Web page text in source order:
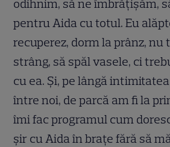
odihnim, să ne îmbrățișăm,
pentru Aida cu totul. Eu
recuperez, dorm la prânz, nu
strâng, să spăl vasele, ci
cu ea. Și, pe lângă
între noi, de parcă am fi la
îmi fac programul cum
șir cu Aida în brațe fără să